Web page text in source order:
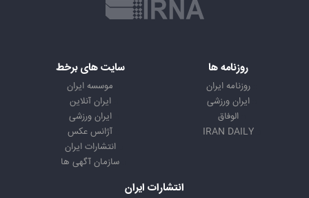
روزنامه ها
روزنامه ایران
ایران ورزشی
الوفاق
IRAN DAILY
سایت های برخط
موسسه ایران
ایران آنلاین
ایران ورزشی
آژانس عکس
انتشارات ایران
سازمان آگهی ها
انتشارات ایران